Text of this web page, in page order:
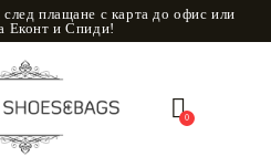
след плащане с карта до офис или
Еконт и Спиди!
0